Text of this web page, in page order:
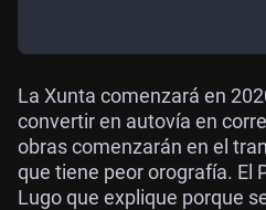
La Xunta comenzará en
convertir en autovía en
obras comenzarán en el
que tiene peor orografía. El
Lugo que explique porque